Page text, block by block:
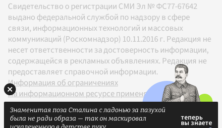
Свидетельство о регистрации СМИ Эл № ФС77-67642
выдано федеральной службой по надзору в сфере
связи, информационных технологий и массовых
коммуникаций (Роскомнадзор) 10.11.2016 г. Редакция не
несет ответственности за достоверность информации,
содержащейся в рекламных объявлениях. Редакция не
предоставляет справочной информации.
Информация об ограничениях
На информационном ресурсе применяются
рекомендательные технологии в соответствии с
Правилами
Знаменитая поза Сталина с ладонью за пазухой
была не ради образа — так он маскировал